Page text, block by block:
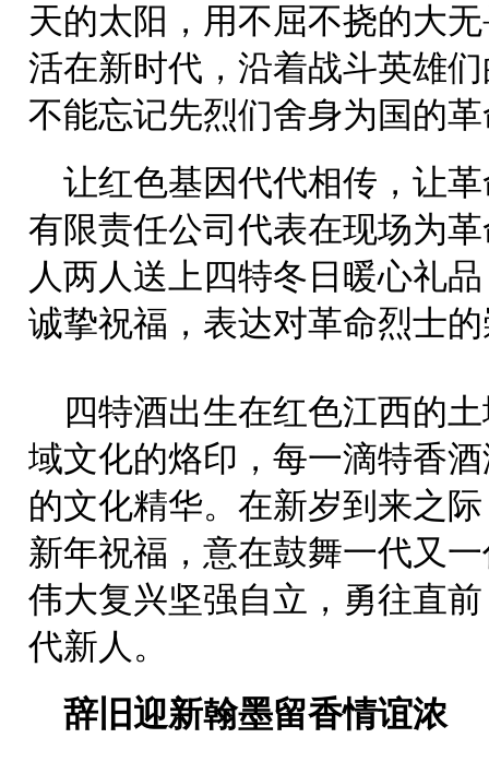
天的太阳，用不屈不挠的大
活在新时代，沿着战斗英雄
不能忘记先烈们舍身为国的
让红色基因代代相传，让
有限责任公司代表在现场为
人两人送上四特冬日暖心礼
诚挚祝福，表达对革命烈士
四特酒出生在红色江西的
域文化的烙印，每一滴特香
的文化精华。在新岁到来之
新年祝福，意在鼓舞一代又
伟大复兴坚强自立，勇往直
代新人。
辞旧迎新翰墨留香情谊浓